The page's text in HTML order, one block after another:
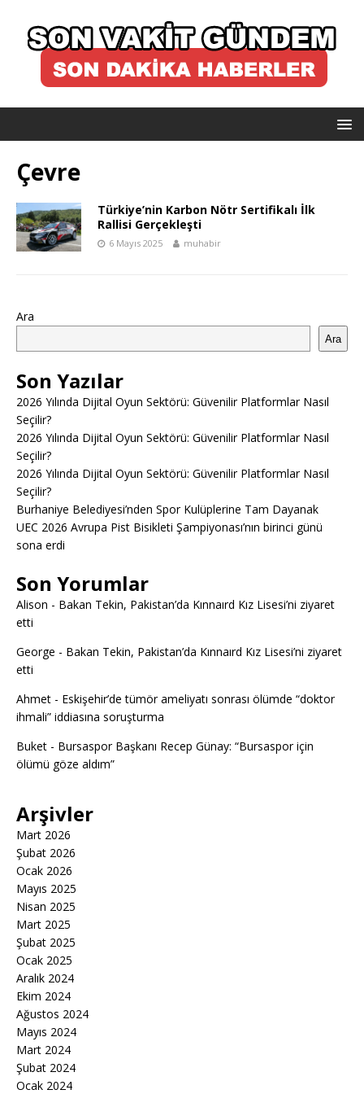
Çevre
Türkiye’nin Karbon Nötr Sertifikalı İlk
Rallisi Gerçekleşti
6 Mayıs 2025 muhabir
Ara
Ara
Son Yazılar
2026 Yılında Dijital Oyun Sektörü: Güvenilir Platformlar Nasıl
Seçilir?
2026 Yılında Dijital Oyun Sektörü: Güvenilir Platformlar Nasıl
Seçilir?
2026 Yılında Dijital Oyun Sektörü: Güvenilir Platformlar Nasıl
Seçilir?
Burhaniye Belediyesi’nden Spor Kulüplerine Tam Dayanak
UEC 2026 Avrupa Pist Bisikleti Şampiyonası’nın birinci günü
sona erdi
Son Yorumlar
Alison - Bakan Tekin, Pakistan’da Kınnaırd Kız Lisesi’ni ziyaret
etti
George - Bakan Tekin, Pakistan’da Kınnaırd Kız Lisesi’ni ziyaret
etti
Ahmet - Eskişehir’de tümör ameliyatı sonrası ölümde “doktor
ihmali” iddiasına soruşturma
Buket - Bursaspor Başkanı Recep Günay: “Bursaspor için
ölümü göze aldım”
Arşivler
Mart 2026
Şubat 2026
Ocak 2026
Mayıs 2025
Nisan 2025
Mart 2025
Şubat 2025
Ocak 2025
Aralık 2024
Ekim 2024
Ağustos 2024
Mayıs 2024
Mart 2024
Şubat 2024
Ocak 2024